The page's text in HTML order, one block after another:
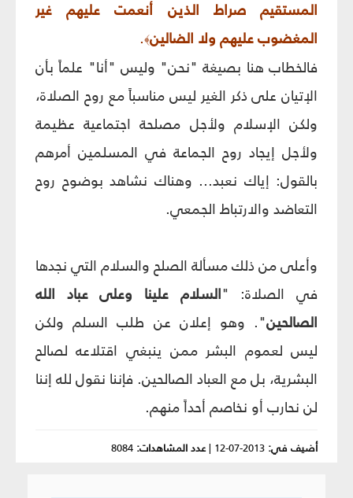
المستقيم صراط الذين أنعمت عليهم غير
المغضوب عليهم ولا الضالين﴾.
فالخطاب هنا بصيغة "نحن" وليس "أنا" علماً بأن
الإتيان على ذكر الغير ليس مناسباً مع روح الصلاة،
ولكن الإسلام ولأجل مصلحة اجتماعية عظيمة
ولأجل إيجاد روح الجماعة في المسلمين أمرهم
بالقول: إياك نعبد... وهناك نشاهد بوضوح روح
التعاضد والارتباط الجمعي.
وأعلى من ذلك مسألة الصلح والسلام التي نجدها
في الصلاة: "السلام علينا وعلى عباد الله
الصالحين". وهو إعلان عن طلب السلم ولكن
ليس لعموم البشر ممن ينبغي اقتلاعه لصالح
البشرية، بل مع العباد الصالحين. فإننا نقول لله إننا
لن نحارب أو نخاصم أحداً منهم.
أضيف في: 2013-07-12
|عدد المشاهدات: 8084